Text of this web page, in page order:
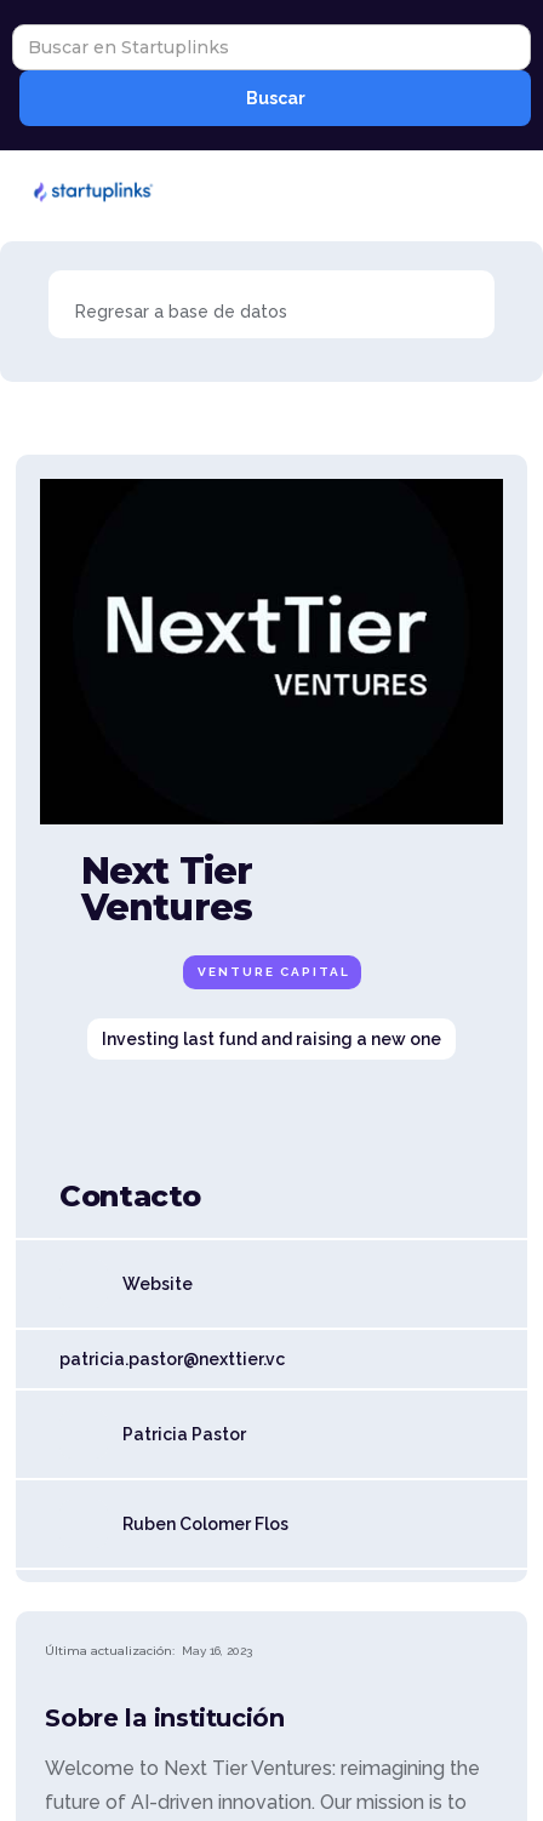
Regresar a base de datos
Next Tier
Ventures
VENTURE CAPITAL
Investing last fund and raising a new one
Contacto
Website
patricia.pastor@nexttier.vc
Patricia Pastor
Ruben Colomer Flos
Última actualización: May 16, 2023
Sobre la institución
Welcome to Next Tier Ventures: reimagining the
future of AI-driven innovation. Our mission is to